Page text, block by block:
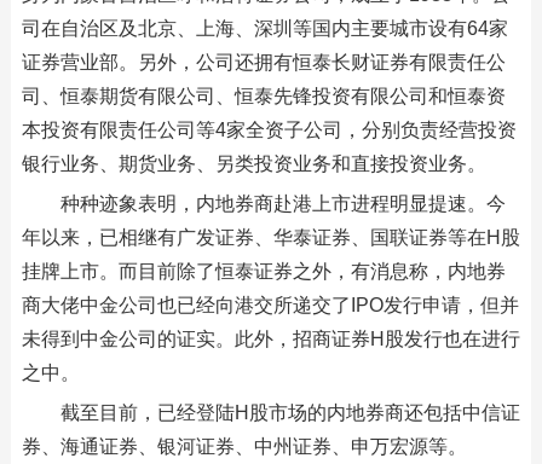
司在自治区及北京、上海、深圳等国内主要城市设有64家
证券营业部。另外，公司还拥有恒泰长财证券有限责任公
司、恒泰期货有限公司、恒泰先锋投资有限公司和恒泰资
本投资有限责任公司等4家全资子公司，分别负责经营投资
银行业务、期货业务、另类投资业务和直接投资业务。
种种迹象表明，内地券商赴港上市进程明显提速。今
年以来，已相继有广发证券、华泰证券、国联证券等在H股
挂牌上市。而目前除了恒泰证券之外，有消息称，内地券
商大佬中金公司也已经向港交所递交了IPO发行申请，但并
未得到中金公司的证实。此外，招商证券H股发行也在进行
之中。
截至目前，已经登陆H股市场的内地券商还包括中信证
券、海通证券、银河证券、中州证券、申万宏源等。